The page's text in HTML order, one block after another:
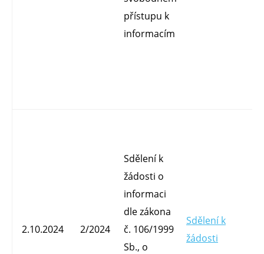
přístupu k
informacím
2.10.2024 2/2024
Sdělení k
žádosti o
informaci
dle zákona
č. 106/1999
Sb., o
Sdělení k
žádosti